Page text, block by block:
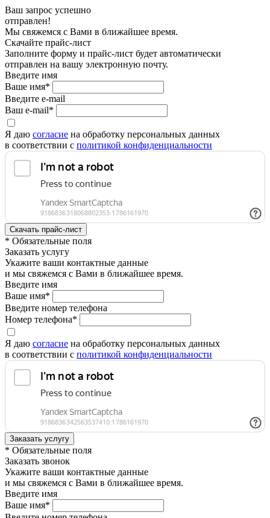
Ваш запрос успешно
отправлен!
Мы свяжемся с Вами в ближайшее время.
Скачайте прайс-лист
Заполните форму и прайс-лист будет автоматически
отправлен на вашу электронную почту.
Введите имя
Ваше имя*
Введите e-mail
Ваш e-mail*
Я даю согласие на обработку персональных данных
в соответствии с политикой конфиденциальности
* Обязательные поля
Заказать услугу
Укажите ваши контактные данные
и мы свяжемся с Вами в ближайшее время.
Введите имя
Ваше имя*
Введите номер телефона
Номер телефона*
Я даю согласие на обработку персональных данных
в соответствии с политикой конфиденциальности
* Обязательные поля
Заказать звонок
Укажите ваши контактные данные
и мы свяжемся с Вами в ближайшее время.
Введите имя
Ваше имя*